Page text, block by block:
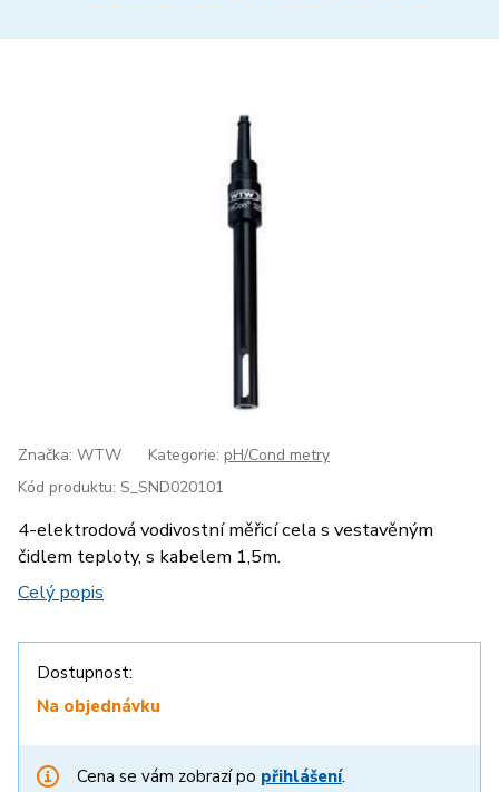
Značka: WTW Kategorie: pH/Cond metry
Kód produktu: S_SND020101
4-elektrodová vodivostní měřicí cela s vestavěným
čidlem teploty, s kabelem 1,5m.
Celý popis
Dostupnost:
Na objednávku
Cena se vám zobrazí po přihlášení.